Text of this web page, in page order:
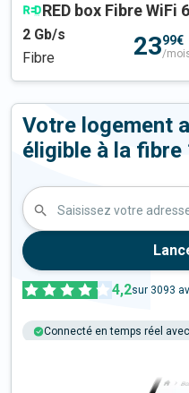
RED box Fibre WiFi 6
2 Gb/s
Fibre
2399€
/
Votre logement
éligible à la fibre
Saisissez votre
4,2sur 3093
Connecté en temps réel